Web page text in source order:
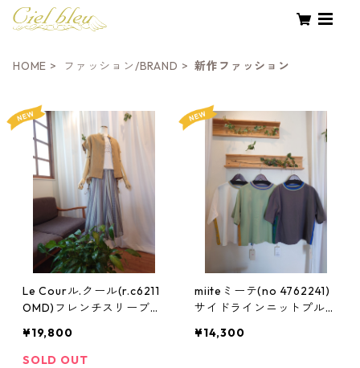
HOME ファッション/BRAND 新作ファッション
Le Courル.クール(r.c6211
OMD)フレンチスリーブ麻
ュ、キャメル サイズ:Fサ
イズ
¥19,800
SOLD OUT
miiteミーテ(no 4762241)
サイドラインニットプルオ
ト、ピスタチオ、チャコー
¥14,300